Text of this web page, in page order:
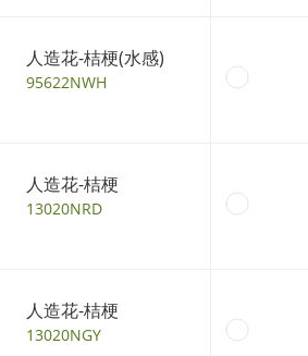
人造花-桔梗(水感)
95622NWH
人造花-桔梗
13020NRD
人造花-桔梗
13020NGY